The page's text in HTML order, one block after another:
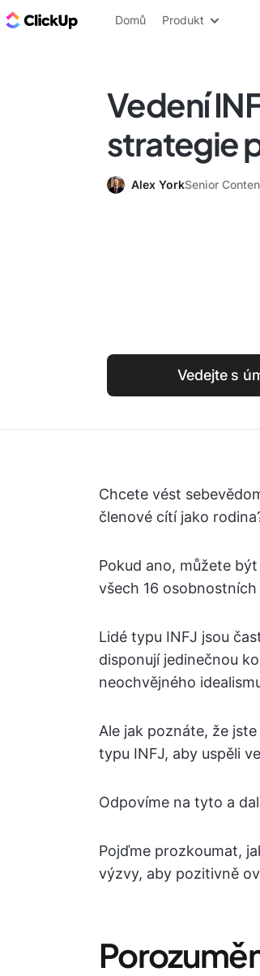
ClickUp blog
Domů Produkt
Vedení
strategie
Alex YorkSenior
Vedejte s
Chcete vést
členové cítí jako
Pokud ano, můžete
všech 16
Lidé typu INFJ jsou
disponují jedinečnou
neochvějného
Ale jak poznáte, že
typu INFJ, aby uspěli
Odpovíme na tyto a
Pojďme prozkoumat,
výzvy, aby pozitivně